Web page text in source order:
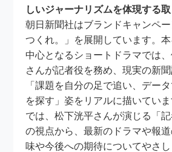
しいジャーナリズムを体現する
朝日新聞社はブランドキャンペ
つくれ。」を展開しています。
中心となるショートドラマでは
さんが記者役を務め、現実の新
「課題を自分の足で追い、デー
を探す」姿をリアルに描いてい
では、松下洸平さんが演じる「記
の視点から、最新のドラマや報
味や今後への期待についてやさし